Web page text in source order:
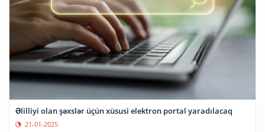
Əlilliyi olan şəxslər üçün xüsusi elektron portal yaradılacaq
21-01-2025